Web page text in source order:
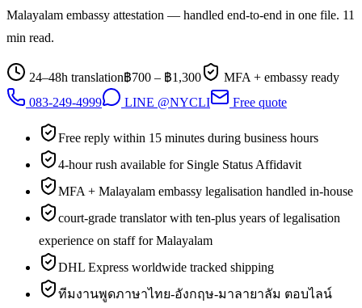
Malayalam embassy attestation — handled end-to-end in one file. 11
min read.
24–48h translation฿700 – ฿1,300
MFA + embassy ready
083-249-4999
LINE @NYCLI Free quote
Free reply within 15 minutes during business hours
4-hour rush available for Single Status Affidavit
MFA + Malayalam embassy legalisation handled in-house
court-grade translator with ten-plus years of legalisation
experience on staff for Malayalam
DHL Express worldwide tracked shipping
ทีมงานพูดภาษาไทย-อังกฤษ-มาลายาลัม ตอบไลน์